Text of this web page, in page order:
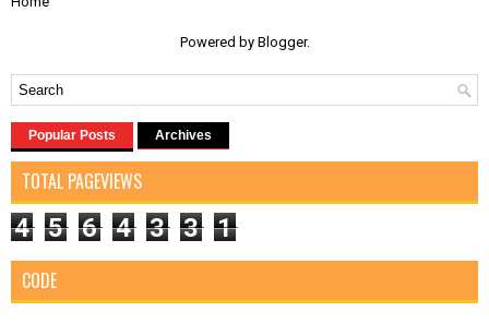
Powered by Blogger.
Popular Posts Archives
TOTAL PAGEVIEWS
4 5 6 4 3 3 1
CODE